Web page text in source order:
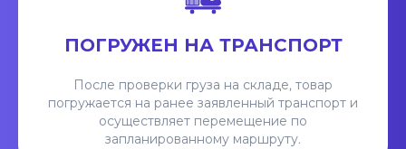
ПОГРУЖЕН НА ТРАНСПОРТ
После проверки груза на складе, товар
погружается на ранее заявленный транспорт и
осуществляет перемещение по
запланированному маршруту.